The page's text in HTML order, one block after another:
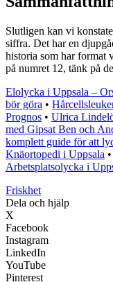
Slutligen kan vi
siffra. Det har en
historia som har format
på numret 12, tänk på
Elolycka i Uppsala –
bör göra •
Prognos • Ulrica
med Gipsat Ben och
komplett guide för att
Knäortopedi i Uppsala •
Arbetsplatsolycka i
Friskhet
Dela och hjälp
X
Facebook
Instagram
LinkedIn
YouTube
Pinterest